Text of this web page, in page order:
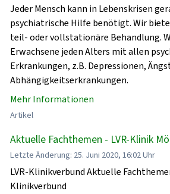
Jeder Mensch kann in Lebenskrisen
psychiatrische Hilfe benötigt. Wir
teil- oder vollstationäre Behandlung.
Erwachsene jeden Alters mit allen
Erkrankungen, z.B. Depressionen,
Abhängigkeitserkrankungen.
Mehr Informationen
Artikel
Aktuelle Fachthemen - LVR-Klinik
Letzte Änderung: 25. Juni 2020, 16:02 Uhr
LVR-Klinikverbund Aktuelle
Klinikverbund